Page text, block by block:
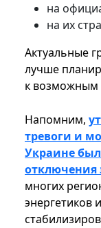
на
на их
Актуальные
лучше
к возможным
Напомним,
тревоги и
Украине
отключения
многих
энергетиков